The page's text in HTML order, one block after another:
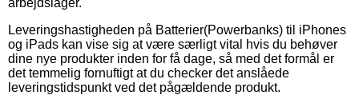
Leveringshastigheden på Batterier(Powerbanks) til iPhones
og iPads kan vise sig at være særligt vital hvis du behøver
dine nye produkter inden for få dage, så med det formål er
det temmelig fornuftigt at du checker det anslåede
leveringstidspunkt ved det pågældende produkt.